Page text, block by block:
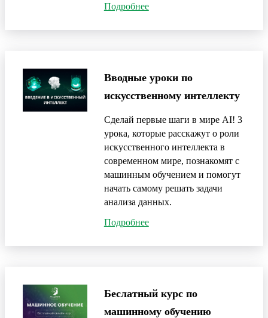
Подробнее
Вводные уроки по
искусственному интеллекту
Сделай первые шаги в мире AI! 3
урока, которые расскажут о роли
искусственного интеллекта в
современном мире, познакомят с
машинным обучением и помогут
начать самому решать задачи
анализа данных.
Подробнее
Беслатный курс по
машинному обучению